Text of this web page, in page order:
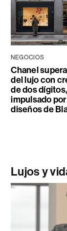
NEGOCIOS
Chanel
del lujo con
de dos dígitos,
impulsado
diseños de
Lujos y